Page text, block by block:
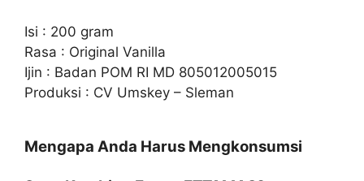
Isi : 200 gram
Rasa : Original Vanilla
Ijin : Badan POM RI MD 805012005015
Produksi : CV Umskey – Sleman
Mengapa Anda Harus Mengkonsumsi